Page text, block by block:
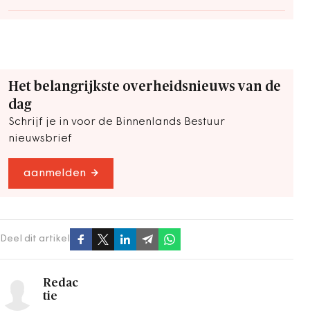
Het belangrijkste overheidsnieuws van de
dag
Schrijf je in voor de Binnenlands Bestuur
nieuwsbrief
aanmelden
Deel dit artikel
Redac
tie